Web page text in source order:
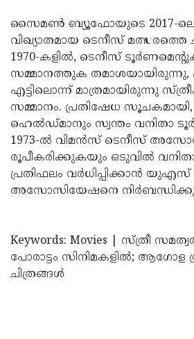
സൈമൺ ബ്യൂഫോയുടെ 2017-ലെ
വിഖ്യാതമായ ടെനീസ് മത്സരത്തെ
1970-കളിൽ, ടെനീസ്
സമ്മാനത്തുക
എട്ടിലൊന്ന് മാത്രമായിരുന്നു
സമ്മാനം. പ്രതിഷേധ സൂചകമായി,
ഹെൽഡ്മാനും സ്വന്തം വനിതാ ടൂർ
1973-ൽ വിമൻസ് ടെനീസ്
രൂപീകരിക്കുകയും ഒടുവിൽ
പ്രതിഫലം വർധിപ്പിക്കാൻ യുഎസ്
അസോസിയേഷനെ
Keywords: Movies | സ്ത്രീ
പോരാട്ടം സിനിമകളിൽ; ആഗോള
ചിത്രങ്ങൾ